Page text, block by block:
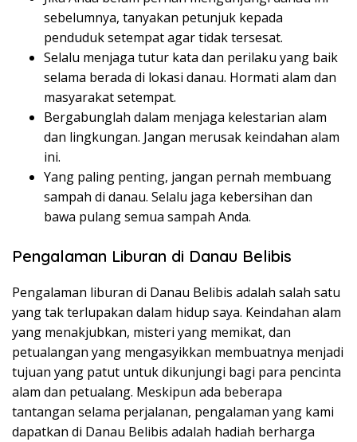
sebelumnya, tanyakan petunjuk kepada
penduduk setempat agar tidak tersesat.
Selalu menjaga tutur kata dan perilaku yang baik
selama berada di lokasi danau. Hormati alam dan
masyarakat setempat.
Bergabunglah dalam menjaga kelestarian alam
dan lingkungan. Jangan merusak keindahan alam
ini.
Yang paling penting, jangan pernah membuang
sampah di danau. Selalu jaga kebersihan dan
bawa pulang semua sampah Anda.
Pengalaman Liburan di Danau Belibis
Pengalaman liburan di Danau Belibis adalah salah satu
yang tak terlupakan dalam hidup saya. Keindahan alam
yang menakjubkan, misteri yang memikat, dan
petualangan yang mengasyikkan membuatnya menjadi
tujuan yang patut untuk dikunjungi bagi para pencinta
alam dan petualang. Meskipun ada beberapa
tantangan selama perjalanan, pengalaman yang kami
dapatkan di Danau Belibis adalah hadiah berharga